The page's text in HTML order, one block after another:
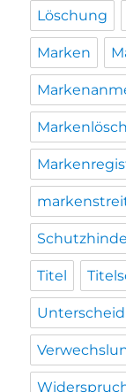
Löschung
Marken
Titel